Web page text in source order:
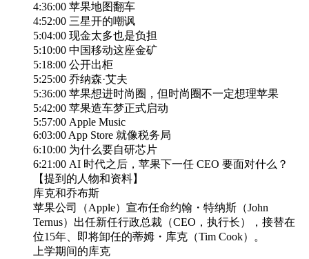
4:36:00 苹果地图翻车
4:52:00 三星开的嘲讽
5:04:00 现金太多也是负担
5:10:00 中国移动这座金矿
5:18:00 公开出柜
5:25:00 乔纳森·艾夫
5:36:00 苹果想进时尚圈，但时尚圈不一定想理苹果
5:42:00 苹果造车梦正式启动
5:57:00 Apple Music
6:03:00 App Store 就像税务局
6:10:00 为什么要自研芯片
6:21:00 AI 时代之后，苹果下一任 CEO 要面对什么？
【提到的人物和资料】
库克和乔布斯
苹果公司（Apple）宣布任命约翰・特纳斯（John
Ternus）出任新任行政总裁（CEO，执行长），接替在
位15年、即将卸任的蒂姆・库克（Tim Cook）。
上学期间的库克